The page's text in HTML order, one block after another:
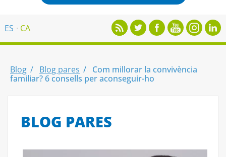
ES CA
Blog Blog pares
Com millorar la convivència
familiar? 6 consells per aconseguir-ho
BLOG PARES